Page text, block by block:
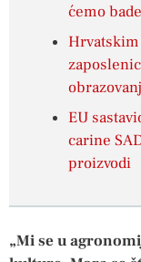
ćemo
EU
carine
proizvodi
„Mi se u